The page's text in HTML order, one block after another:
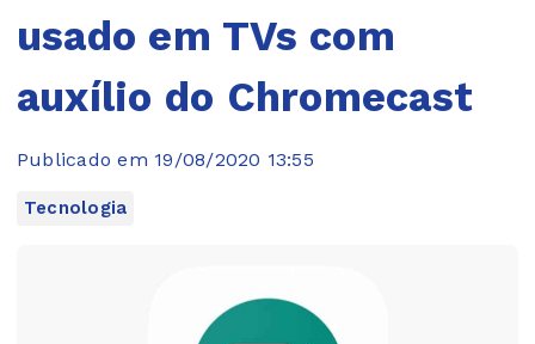
usado em TVs com
auxílio do Chromecast
Publicado em 19/08/2020 13:55
Tecnologia